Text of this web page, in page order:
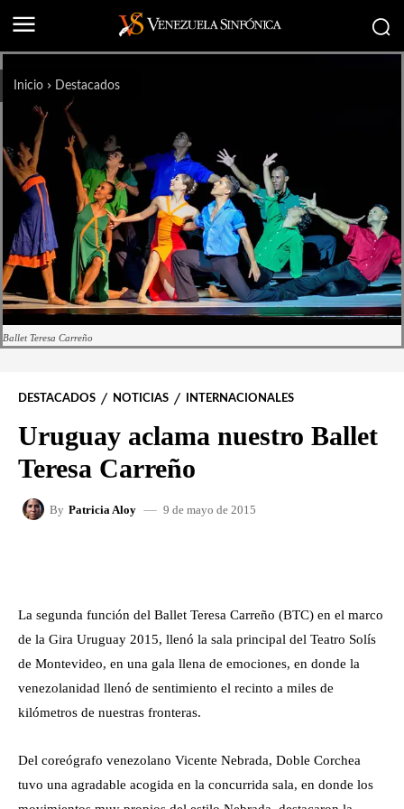
Inicio Destacados
Ballet Teresa Carreño
DESTACADOS NOTICIAS INTERNACIONALES
Uruguay aclama nuestro Ballet
Teresa Carreño
By Patricia Aloy 9 de mayo de 2015
La segunda función del Ballet Teresa Carreño (BTC) en el marco
de la Gira Uruguay 2015, llenó la sala principal del Teatro Solís
de Montevideo, en una gala llena de emociones, en donde la
venezolanidad llenó de sentimiento el recinto a miles de
kilómetros de nuestras fronteras.
Del coreógrafo venezolano Vicente Nebrada, Doble Corchea
tuvo una agradable acogida en la concurrida sala, en donde los